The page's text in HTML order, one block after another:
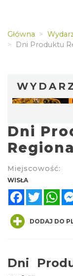
Główna
Dni Produktu
Pokazy
Muzeum
Wisła
Dni
Miejscowość:
WISŁA
FacebookTwitter
DODAJ DO
Dni